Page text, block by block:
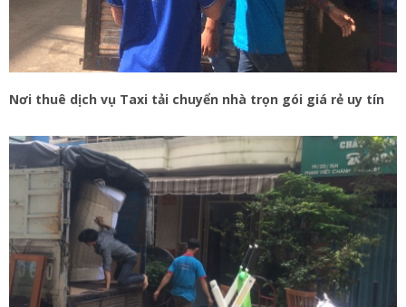
Nơi thuê dịch vụ Taxi tải chuyển nhà trọn gói giá rẻ uy tín